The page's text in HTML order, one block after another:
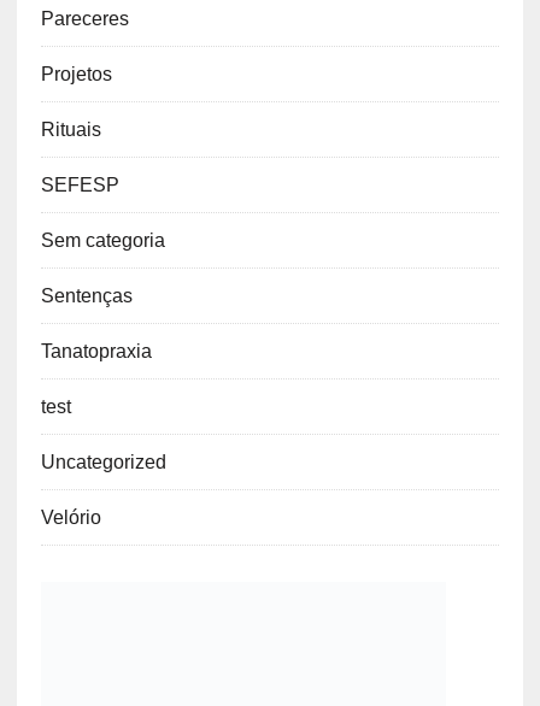
Pareceres
Projetos
Rituais
SEFESP
Sem categoria
Sentenças
Tanatopraxia
test
Uncategorized
Velório